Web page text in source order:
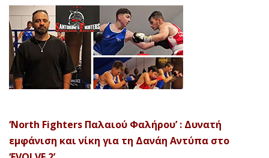
‘North Fighters Παλαιού Φαλήρου’ : Δυνατή
εμφάνιση και νίκη για τη Δανάη Αντύπα στο